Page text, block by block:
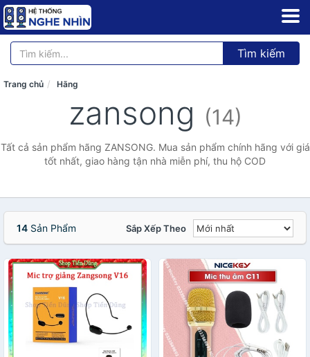
Tìm kiếm
Trang chủ Hãng
zansong (14)
Tất cả sản phẩm hãng ZANSONG. Mua sản phẩm chính hãng với giá
tốt nhất, giao hàng tận nhà miễn phí, thu hộ COD
14 Sản Phẩm Sắp Xếp Theo